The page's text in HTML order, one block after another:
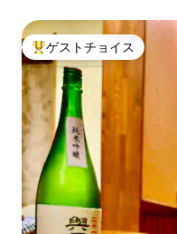
大好評のゲストチョイス
ゲストチョイス